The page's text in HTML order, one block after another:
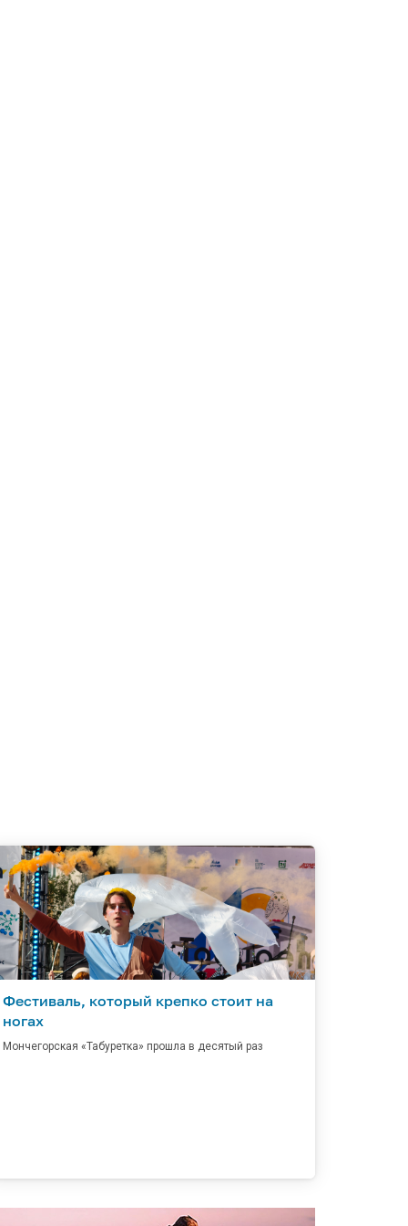
Фестиваль, который крепко стоит на
ногах
Мончегорская «Табуретка» прошла в десятый раз